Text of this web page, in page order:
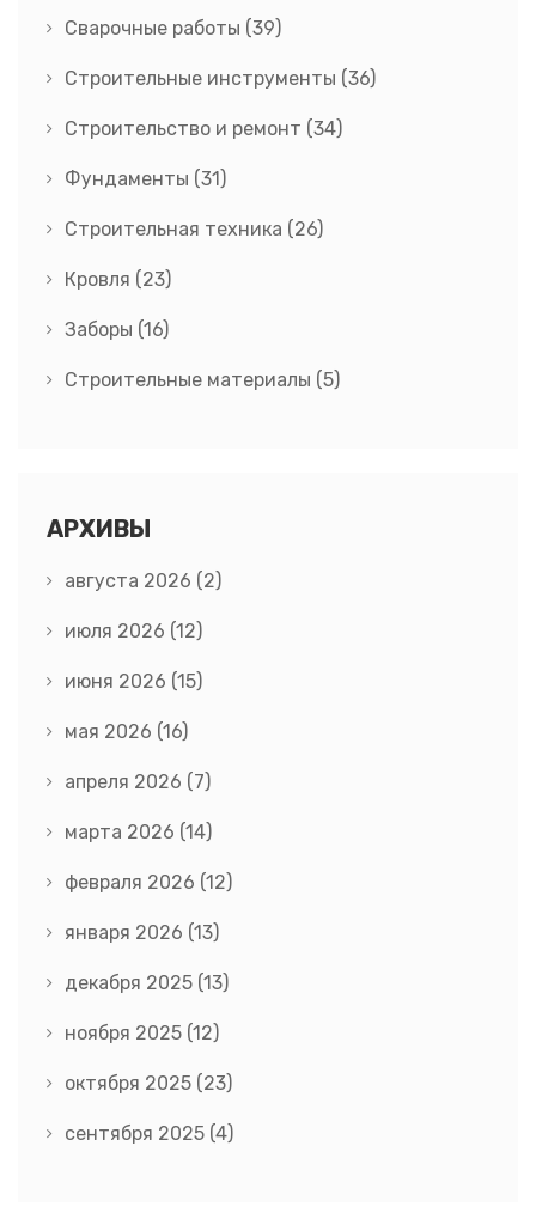
Сварочные работы (39)
Строительные инструменты (36)
Строительство и ремонт (34)
Фундаменты (31)
Строительная техника (26)
Кровля (23)
Заборы (16)
Строительные материалы (5)
АРХИВЫ
августа 2026 (2)
июля 2026 (12)
июня 2026 (15)
мая 2026 (16)
апреля 2026 (7)
марта 2026 (14)
февраля 2026 (12)
января 2026 (13)
декабря 2025 (13)
ноября 2025 (12)
октября 2025 (23)
сентября 2025 (4)